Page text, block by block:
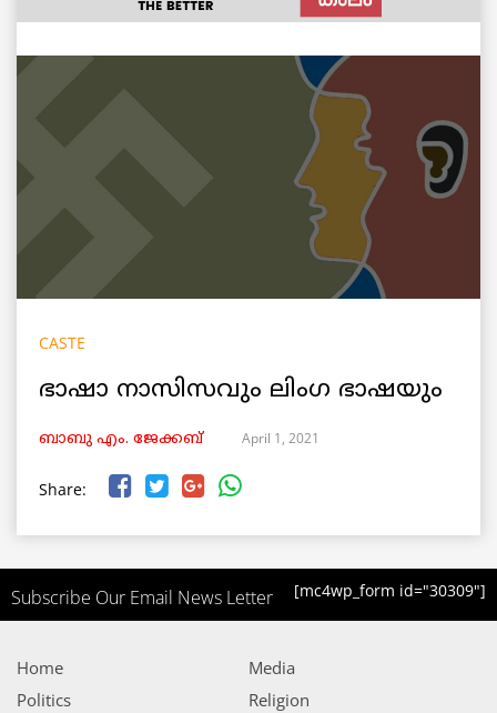
CASTE
ഭാഷാ നാസിസവും ലിംഗ ഭാഷയും
ബാബു എം. ജേക്കബ് April 1, 2021
Share:
Subscribe Our Email News Letter [mc4wp_form id="30309"]
Home
Politics
Media
Religion